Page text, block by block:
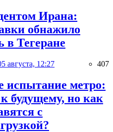
Ирана:
обнажило
в Тегеране
августа, 12:27 407
испытание метро:
будущему, но как
с